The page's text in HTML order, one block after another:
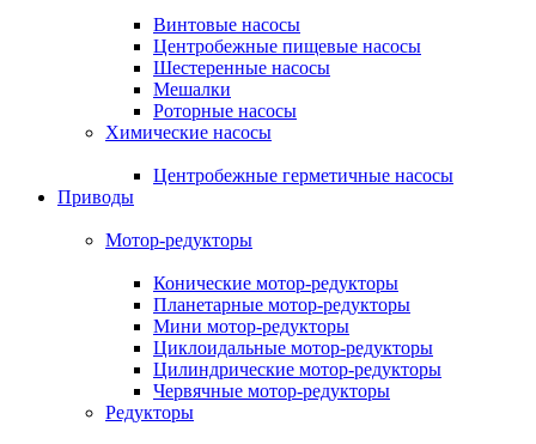
Винтовые насосы
Центробежные пищевые насосы
Шестеренные насосы
Мешалки
Роторные насосы
Химические насосы
Центробежные герметичные насосы
Приводы
Мотор-редукторы
Конические мотор-редукторы
Планетарные мотор-редукторы
Мини мотор-редукторы
Циклоидальные мотор-редукторы
Цилиндрические мотор-редукторы
Червячные мотор-редукторы
Редукторы